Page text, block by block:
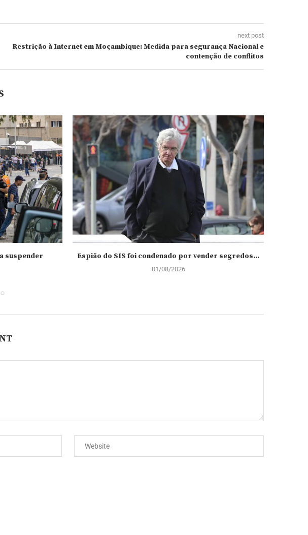
next post
Restrição à Internet em Moçambique: Medida para segurança Nacional e
contenção de conflitos
suspender
Espião do SIS foi condenado por vender segredos...
01/08/2026